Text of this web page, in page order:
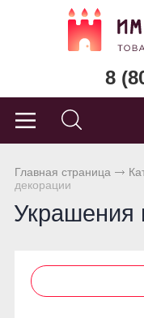
8
Главная страница
декорации
Украшения